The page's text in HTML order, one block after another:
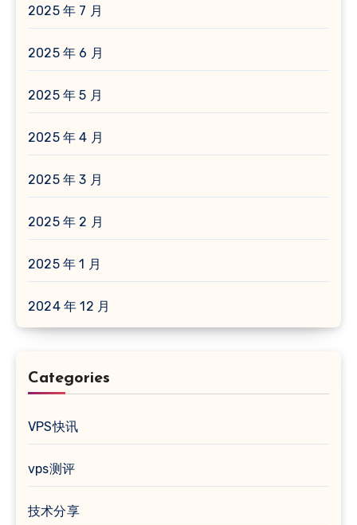
2025 年 7 月
2025 年 6 月
2025 年 5 月
2025 年 4 月
2025 年 3 月
2025 年 2 月
2025 年 1 月
2024 年 12 月
Categories
VPS快讯
vps测评
技术分享